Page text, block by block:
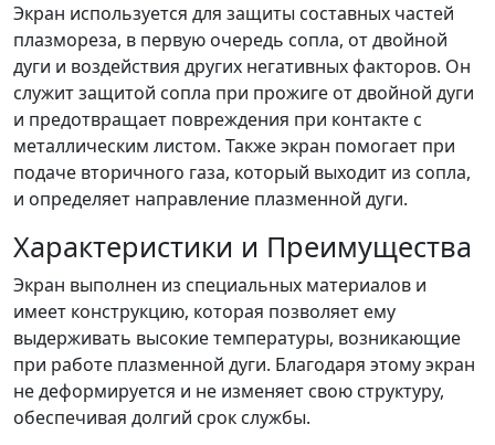
Экран используется для защиты составных частей
плазмореза, в первую очередь сопла, от двойной
дуги и воздействия других негативных факторов. Он
служит защитой сопла при прожиге от двойной дуги
и предотвращает повреждения при контакте с
металлическим листом. Также экран помогает при
подаче вторичного газа, который выходит из сопла,
и определяет направление плазменной дуги.
Характеристики и Преимущества
Экран выполнен из специальных материалов и
имеет конструкцию, которая позволяет ему
выдерживать высокие температуры, возникающие
при работе плазменной дуги. Благодаря этому экран
не деформируется и не изменяет свою структуру,
обеспечивая долгий срок службы.